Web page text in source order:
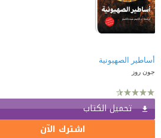
أساطير الصهيونية
جون روز
تحميل الكتاب
اشترك الآن